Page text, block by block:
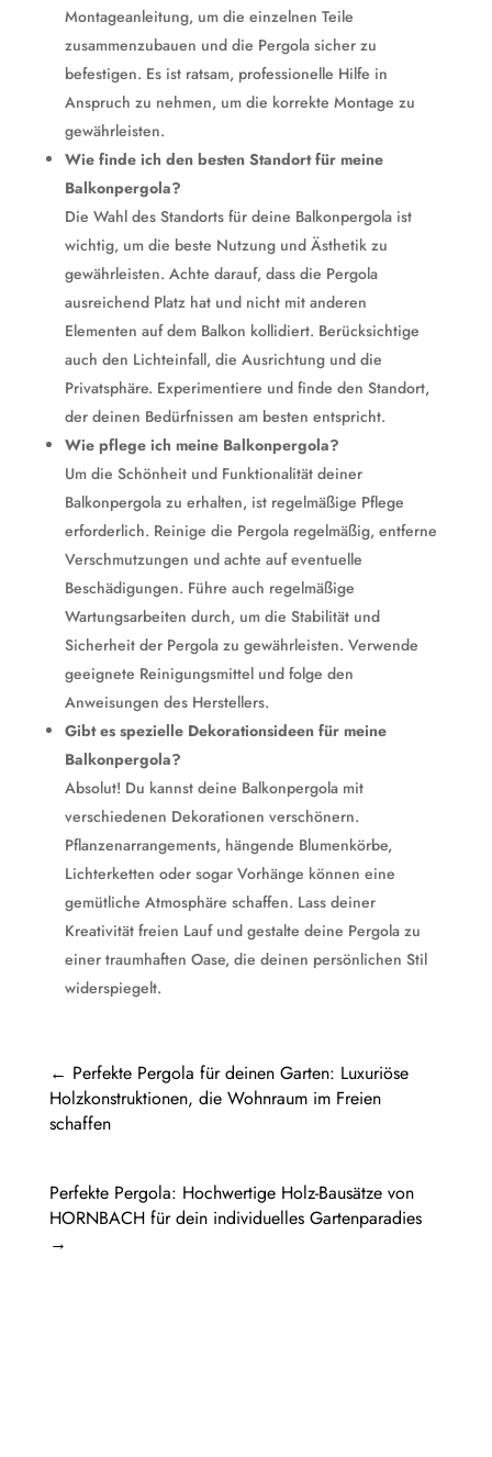
Montageanleitung, um die einzelnen Teile
zusammenzubauen und die Pergola sicher zu
befestigen. Es ist ratsam, professionelle Hilfe in
Anspruch zu nehmen, um die korrekte Montage zu
gewährleisten.
Wie finde ich den besten Standort für meine
Balkonpergola?
Die Wahl des Standorts für deine Balkonpergola ist
wichtig, um die beste Nutzung und Ästhetik zu
gewährleisten. Achte darauf, dass die Pergola
ausreichend Platz hat und nicht mit anderen
Elementen auf dem Balkon kollidiert. Berücksichtige
auch den Lichteinfall, die Ausrichtung und die
Privatsphäre. Experimentiere und finde den Standort,
der deinen Bedürfnissen am besten entspricht.
Wie pflege ich meine Balkonpergola?
Um die Schönheit und Funktionalität deiner
Balkonpergola zu erhalten, ist regelmäßige Pflege
erforderlich. Reinige die Pergola regelmäßig, entferne
Verschmutzungen und achte auf eventuelle
Beschädigungen. Führe auch regelmäßige
Wartungsarbeiten durch, um die Stabilität und
Sicherheit der Pergola zu gewährleisten. Verwende
geeignete Reinigungsmittel und folge den
Anweisungen des Herstellers.
Gibt es spezielle Dekorationsideen für meine
Balkonpergola?
Absolut! Du kannst deine Balkonpergola mit
verschiedenen Dekorationen verschönern.
Pflanzenarrangements, hängende Blumenkörbe,
Lichterketten oder sogar Vorhänge können eine
gemütliche Atmosphäre schaffen. Lass deiner
Kreativität freien Lauf und gestalte deine Pergola zu
einer traumhaften Oase, die deinen persönlichen Stil
widerspiegelt.
← Perfekte Pergola für deinen Garten: Luxuriöse
Holzkonstruktionen, die Wohnraum im Freien
schaffen
Perfekte Pergola: Hochwertige Holz-Bausätze von
HORNBACH für dein individuelles Gartenparadies
→